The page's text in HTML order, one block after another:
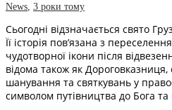
News 3 роки тому
Сьогодні відзначається свято
Її історія пов’язана з
чудотворної ікони після
відома також як Дороговказниця,
шанування та святкувань у
символом путівництва до Бога та